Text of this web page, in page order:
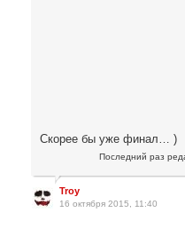
Скорее бы уже финал… )
Последний раз
Troy
16 октября 2015, 11:40